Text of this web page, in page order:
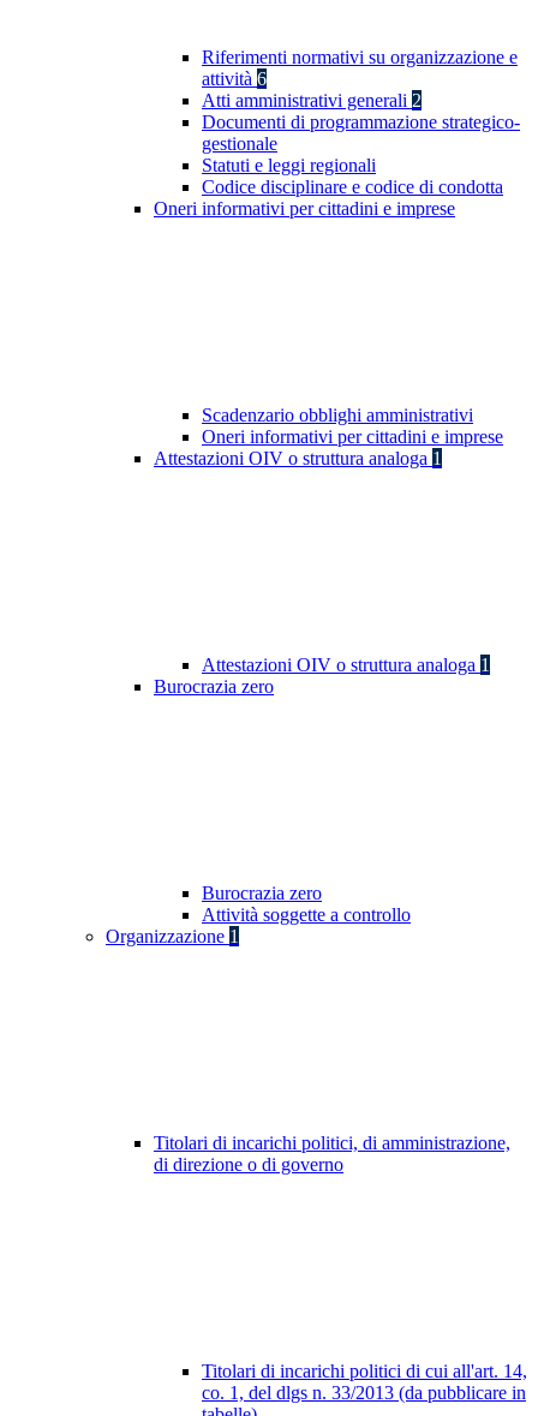
Riferimenti normativi su organizzazione e
attività 6
Atti amministrativi generali 2
Documenti di programmazione strategico-
gestionale
Statuti e leggi regionali
Codice disciplinare e codice di condotta
Oneri informativi per cittadini e imprese
Scadenzario obblighi amministrativi
Oneri informativi per cittadini e imprese
Attestazioni OIV o struttura analoga 1
Attestazioni OIV o struttura analoga 1
Burocrazia zero
Burocrazia zero
Attività soggette a controllo
Organizzazione 1
Titolari di incarichi politici, di amministrazione,
di direzione o di governo
Titolari di incarichi politici di cui all'art. 14,
co. 1, del dlgs n. 33/2013 (da pubblicare in